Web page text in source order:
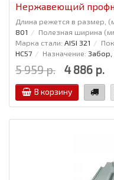
Нержавеющий
Длина режется в размер,
801
Полезная ширина
Марка стали: AISI 321
НС57
Назначение: Забор,
5 959 р. 4 886 р.
В корзину